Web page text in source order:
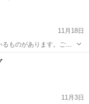
11月18日
ものがあります。ご了
11月3日